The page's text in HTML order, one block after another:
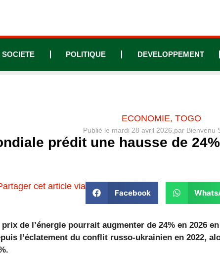
SOCIETE POLITIQUE DEVELOPPEMENT
ECONOMIE, TOGO
Publié le mardi 28 avril 2026, par Bienvenu
prédit une hausse de
cet article via
Facebook
de l’énergie pourrait augmenter de 24% en 2026
l’éclatement du conflit russo-ukrainien en 2022,